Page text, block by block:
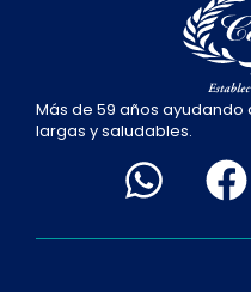
Más de 59 años ayudando
largas y saludables.